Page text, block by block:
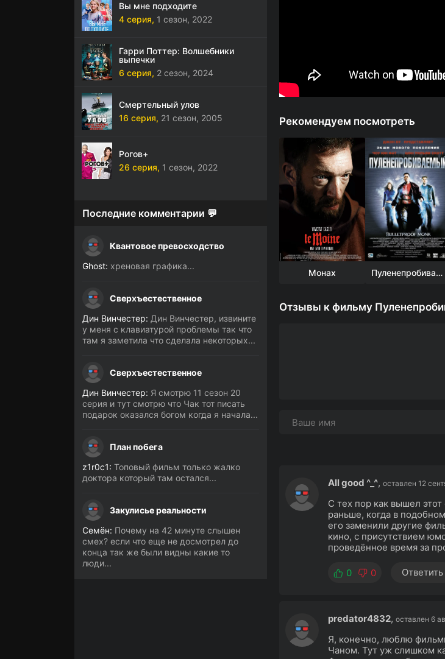
Рекомендуем посмотреть
Монах Пуленепробиваемый
Отзывы к фильму
All good ^_^, оставлен 12
С тех пор как вышел
раньше, когда в
его заменили другие
кино, с присутствием
проведённое время за
0 0 Ответить
predator4832, оставлен 6
Я, конечно, люблю
Чаном. Тут уж слишком
Вы мне подходите
4 серия, 1 сезон, 2022
Гарри Поттер: Волшебники
выпечки
6 серия, 2 сезон, 2024
Смертельный улов
16 серия, 21 сезон, 2005
Рогов+
26 серия, 1 сезон, 2022
Последние комментарии 💬
Квантовое превосходство
Ghost: хреновая графика...
Сверхъестественное
Дин Винчестер: Дин Винчестер, извините
у меня с клавиатурой проблемы так что
там я заметила что сделала некоторых...
Сверхъестественное
Дин Винчестер: Я смотрю 11 сезон 20
серия и тут смотрю что Чак тот писать
подарок оказался богом когда я начала...
План побега
z1r0c1: Топовый фильм только жалко
доктора который там остался...
Закулисье реальности
Семён: Почему на 42 минуте слышен
смех? если что еще не досмотрел до
конца так же были видны какие то
люди...